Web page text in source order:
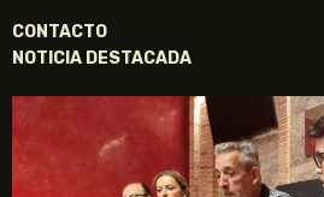
CONTACTO
NOTICIA DESTACADA